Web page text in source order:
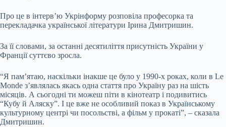
Про це в інтерв’ю Укрінформу розповіла професорка та
перекладачка української літератури Ірина Дмитришин.
За її словами, за останні десятиліття присутність України у
Франції суттєво зросла.
“Я пам’ятаю, наскільки інакше це було у 1990-х роках, коли в Le
Monde з’являлась якась одна стаття про Україну раз на шість
місяців. А сьогодні ти можеш піти в кінотеатр і подивитись
“Кубу й Аляску”. І це вже не особливий показ в Українському
культурному центрі чи посольстві, а фільм у прокаті”, – сказала
Дмитришин.